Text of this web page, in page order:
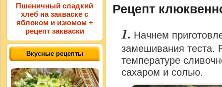
Рецепт
Начнем
замешивания теста.
температуре
сахаром и солью.
Пшеничный сладкий
хлеб на закваске с
яблоком и изюмом +
рецепт закваски
Вкусные рецепты